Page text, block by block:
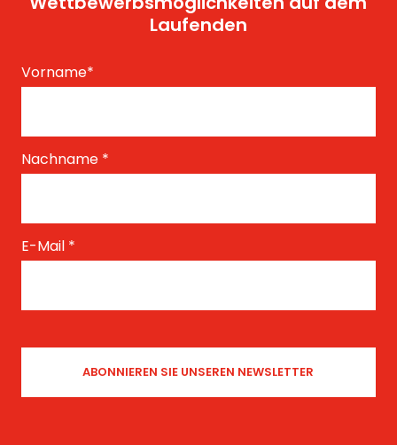
Laufenden
Vorname*
Nachname *
E-Mail *